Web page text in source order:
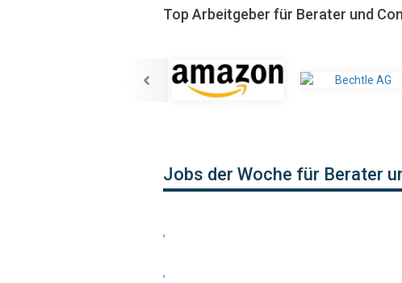
Top Arbeitgeber für Berater und
Jobs der Woche für Berater
,
,